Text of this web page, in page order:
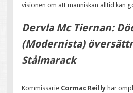
visionen om att människan alltid kan
Dervla Mc Tiernan:
(Modernista)
Stålmarack
Kommissarie Cormac Reilly har